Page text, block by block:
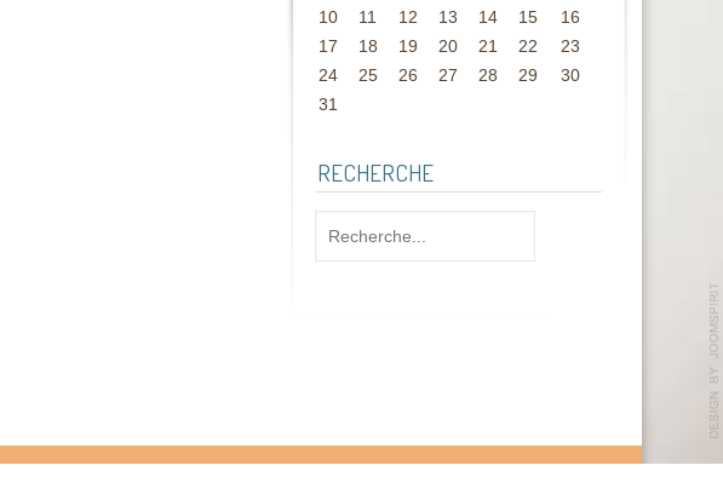
10
11 12 13 14 15
16
17
18 19 20 21 22
23
24
25 26 27 28 29
30
31
RECHERCHE